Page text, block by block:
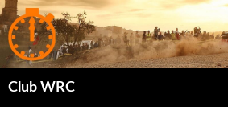
Club WRC